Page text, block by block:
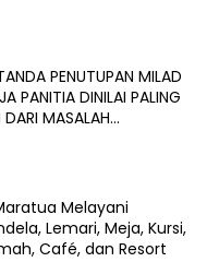
PENUTUPAN MILAD
PANITIA DINILAI PALING
DARI MASALAH
Melayani
Lemari, Meja, Kursi,
Café, dan Resort